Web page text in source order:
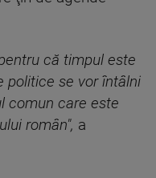
că timpul este
politice se vor întâlni
comun care este
român", a